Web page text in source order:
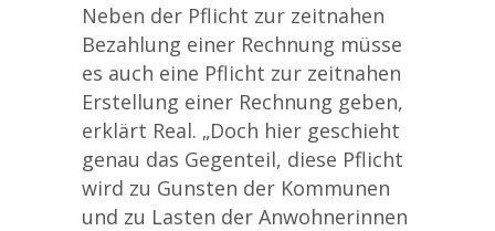
Neben der Pflicht zur zeitnahen
Bezahlung einer Rechnung müsse
es auch eine Pflicht zur zeitnahen
Erstellung einer Rechnung geben,
erklärt Real. „Doch hier geschieht
genau das Gegenteil, diese Pflicht
wird zu Gunsten der Kommunen
und zu Lasten der Anwohnerinnen